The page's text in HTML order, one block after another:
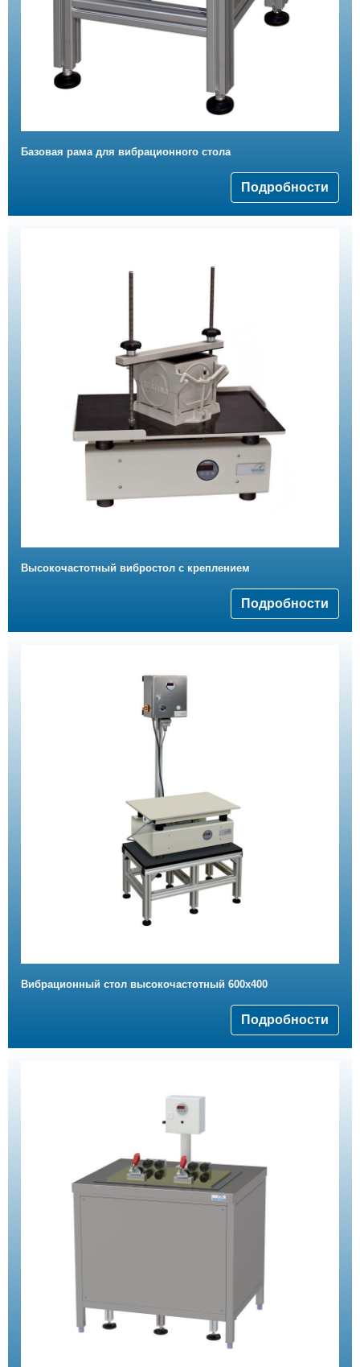
Базовая рама для вибрационного стола
Подробности
Высокочастотный вибростол с креплением
Подробности
Вибрационный стол высокочастотный 600x400
Подробности